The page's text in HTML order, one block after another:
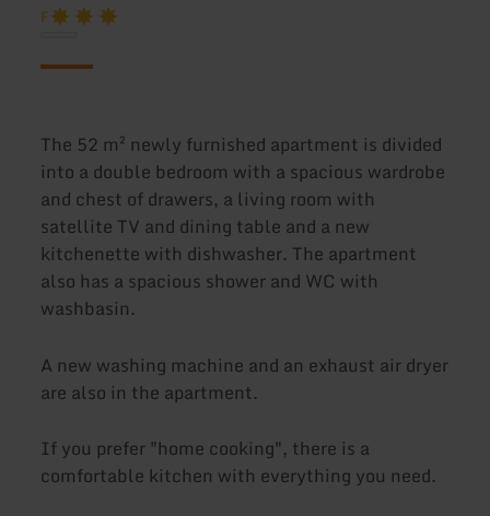
F
The 52 m² newly furnished apartment is divided
into a double bedroom with a spacious wardrobe
and chest of drawers, a living room with
satellite TV and dining table and a new
kitchenette with dishwasher. The apartment
also has a spacious shower and WC with
washbasin.
A new washing machine and an exhaust air dryer
are also in the apartment.
If you prefer "home cooking", there is a
comfortable kitchen with everything you need.